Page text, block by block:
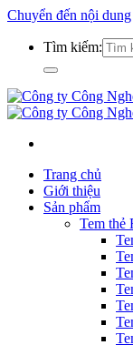
Chuyển đến nội dung
Tìm kiếm:
Trang chủ
Giới thiệu
Sản phẩm
Tem thẻ